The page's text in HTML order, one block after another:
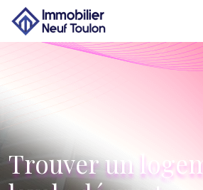
Trouver un